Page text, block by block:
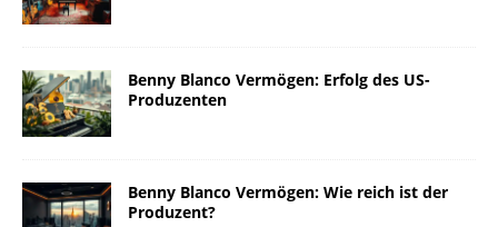
Benny Blanco Vermögen: Erfolg des US-
Produzenten
Benny Blanco Vermögen: Wie reich ist der
Produzent?